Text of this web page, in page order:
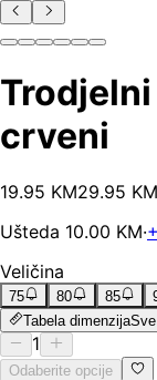
crveni
19.95 KM29.95 KM
Ušteda 10.00 KM·+
Veličina
75 80 85
Tabela dimenzija
1
Odaberite opcije